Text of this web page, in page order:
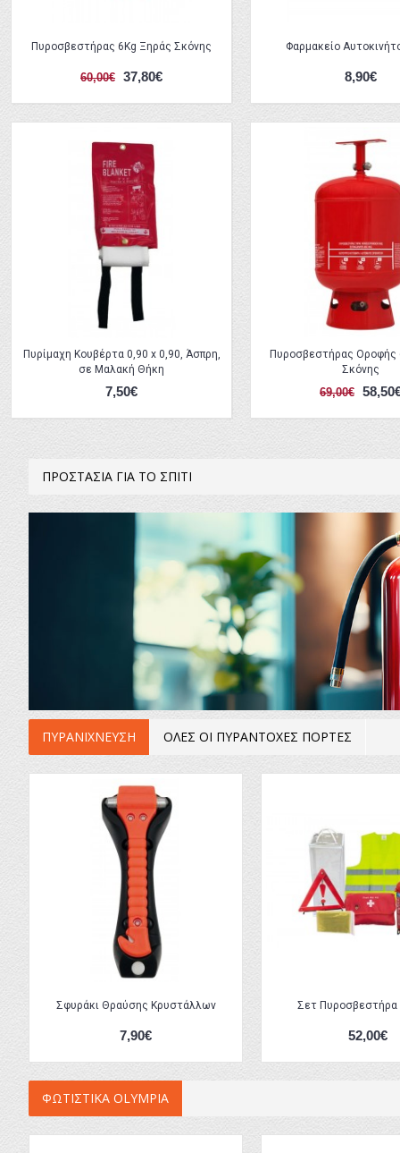
Πυροσβεστήρας 6Kg Ξηράς Σκόνης
60,00€ 37,80€
Φαρμακείο
8,90€
Πυρίμαχη Κουβέρτα 0,90 x 0,90, Άσπρη,
σε Μαλακή Θήκη
7,50€
Πυροσβεστήρας Οροφής
Σκόνης
69,00€
ΠΡΟΣΤΑΣΙΑ ΓΙΑ ΤΟ ΣΠΙΤΙ
ΠΥΡΑΝΙΧΝΕΥΣΗ ΟΛΕΣ ΟΙ ΠΥΡΑΝΤΟΧΕΣ ΠΟΡΤΕΣ
Σφυράκι Θραύσης Κρυστάλλων
7,90€
Σετ Πυροσβεστήρα
52,00€
ΦΩΤΙΣΤΙΚΑ OLYMPIA